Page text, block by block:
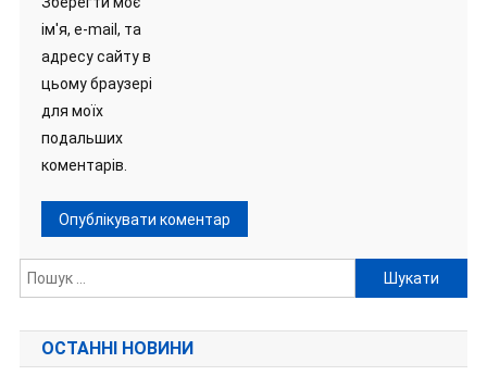
ім'я, e-mail, та
адресу сайту в
цьому браузері
для моїх
подальших
коментарів.
Пошук:
ОСТАННІ НОВИНИ